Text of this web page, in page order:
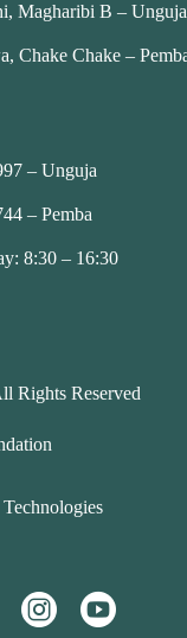
Magharibi B – Unguja
Chake Chake –
– Unguja
– Pemba
8:30 – 16:30
Rights Reserved